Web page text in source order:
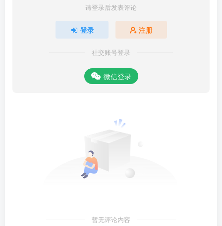
请登录后发表评论
登录 注册
社交账号登录
微信登录
暂无评论内容